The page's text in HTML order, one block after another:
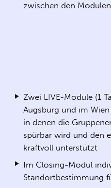
zwischen den Modulen
Zwei LIVE-Module (1
Augsburg und im
in denen die
spürbar wird und den
kraftvoll unterstützt
Im Closing-Modul
Standortbestimmung